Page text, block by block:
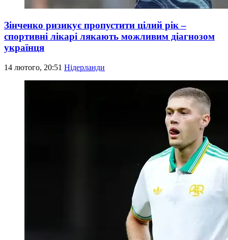
Зінченко ризикує пропустити цілий рік –
спортивні лікарі лякають можливим діагнозом
українця
14 лютого, 20:51 Нідерланди